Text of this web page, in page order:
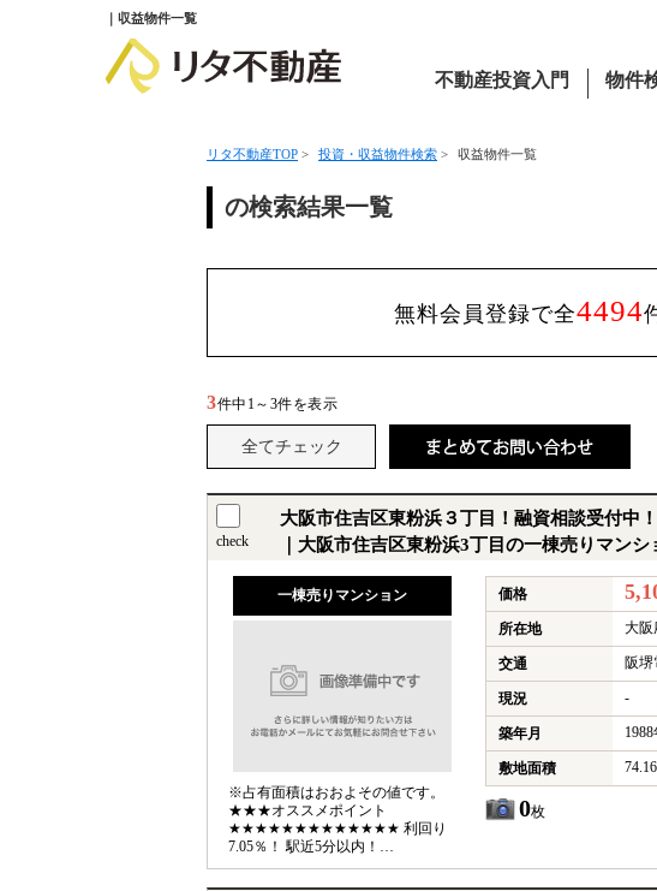
｜収益物件一覧
不動産投資入門 物件
リタ不動産TOP > 投資・収益物件検索 > 収益物件一覧
の検索結果一覧
無料会員登録で全4494
3件中 1～3件を表示
check
大阪市住吉区東粉浜３丁目！融資相談受付中
｜大阪市住吉区東粉浜3丁目の一棟売りマンシ
一棟売りマンション
※占有面積はおおよその値です。
★★★オススメポイント
★★★★★★★★★★★★★ 利回り
7.05％！ 駅近5分以内！
★★★★★★★★★★★★★★★★★★★★★★★★
価格
所在地 大阪
交通 阪
現況 -
築年月 1988
敷地面積
0枚